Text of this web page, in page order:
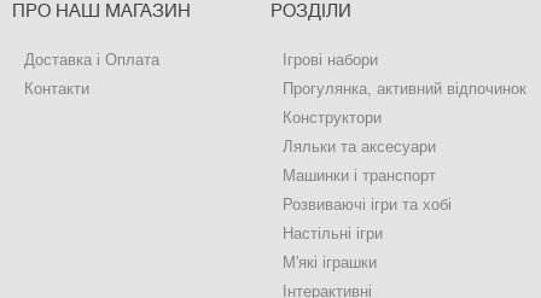
ПРО НАШ МАГАЗИН
Доставка і Оплата
Контакти
РОЗДІЛИ
Ігрові набори
Прогулянка, активний відпочинок
Конструктори
Ляльки та аксесуари
Машинки і транспорт
Розвиваючі ігри та хобі
Настільні ігри
М'які іграшки
Інтерактивні